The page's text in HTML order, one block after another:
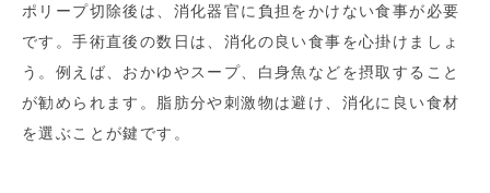
ポリープ切除後は、消化器官に負担をかけない食事が必要
です。手術直後の数日は、消化の良い食事を心掛けましょ
う。例えば、おかゆやスープ、白身魚などを摂取すること
が勧められます。脂肪分や刺激物は避け、消化に良い食材
を選ぶことが鍵です。